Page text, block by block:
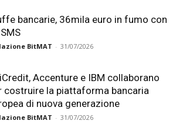
bancarie, 36mila euro in fumo con
BitMAT - 31/07/2026
Accenture e IBM collaborano
costruire la piattaforma bancaria
di nuova generazione
BitMAT - 31/07/2026